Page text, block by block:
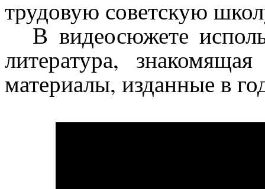
трудовую советскую
В видеосюжете
литература,
материалы, изданные в